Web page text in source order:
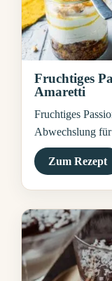
Fruchtiges
Amaretti
Fruchtiges
Abwechslung
Zum Rezept